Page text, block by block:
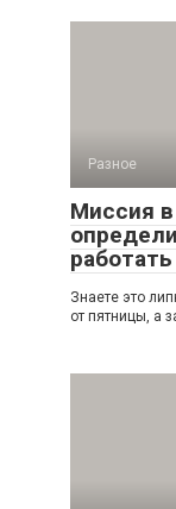
Разное
Миссия
Знаете это
от пятницы, а